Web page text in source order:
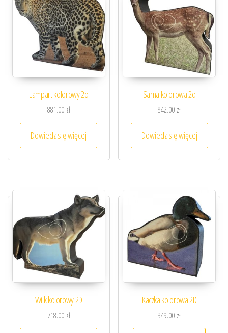
Lampart kolorowy 2d
881.00 zł
Dowiedz się więcej
Sarna kolorowa 2d
842.00 zł
Dowiedz się więcej
Wilk kolorowy 2D
718.00 zł
Kaczka kolorowa 2D
349.00 zł